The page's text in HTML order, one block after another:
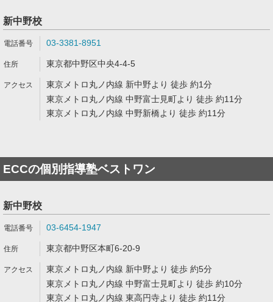
新中野校
03-3381-8951
東京都中野区中央4-4-5
東京メトロ丸ノ内線 新中野より 徒歩 約1分
東京メトロ丸ノ内線 中野富士見町より 徒歩 約11分
東京メトロ丸ノ内線 中野新橋より 徒歩 約11分
ECCの個別指導塾ベストワン
新中野校
03-6454-1947
東京都中野区本町6-20-9
東京メトロ丸ノ内線 新中野より 徒歩 約5分
東京メトロ丸ノ内線 中野富士見町より 徒歩 約10分
東京メトロ丸ノ内線 東高円寺より 徒歩 約11分